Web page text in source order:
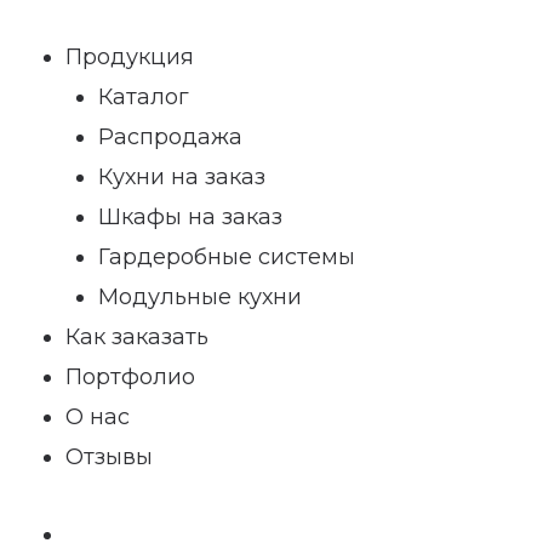
Продукция
Каталог
Распродажа
Кухни на заказ
Шкафы на заказ
Гардеробные системы
Модульные кухни
Как заказать
Портфолио
О нас
Отзывы